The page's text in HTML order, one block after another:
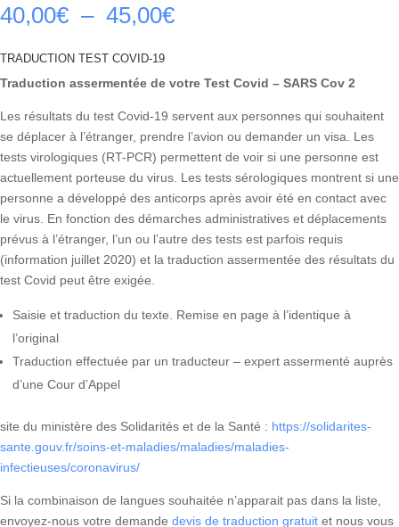
40,00€ – 45,00€Plage
40,00€
à
45,00€
TRADUCTION TEST COVID-19
Traduction assermentée de votre Test Covid – SARS Cov 2
Les résultats du test Covid-19 servent aux personnes qui souhaitent
se déplacer à l’étranger, prendre l’avion ou demander un visa. Les
tests virologiques (RT-PCR) permettent de voir si une personne est
actuellement porteuse du virus. Les tests sérologiques montrent si une
personne a développé des anticorps après avoir été en contact avec
le virus. En fonction des démarches administratives et déplacements
prévus à l’étranger, l’un ou l’autre des tests est parfois requis
(information juillet 2020) et la traduction assermentée des résultats du
test Covid peut être exigée.
Saisie et traduction du texte. Remise en page à l’identique à
l’original
Traduction effectuée par un traducteur – expert assermenté auprès
d’une Cour d’Appel
site du ministère des Solidarités et de la Santé : https://solidarites-
sante.gouv.fr/soins-et-maladies/maladies/maladies-
infectieuses/coronavirus/
Si la combinaison de langues souhaitée n’apparait pas dans la liste,
envoyez-nous votre demande devis de traduction gratuit et nous vous